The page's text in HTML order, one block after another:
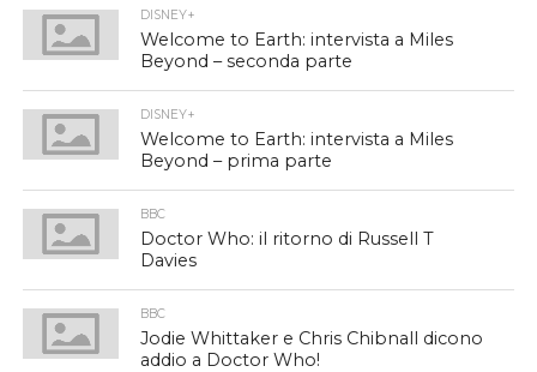
DISNEY+
Welcome to Earth: intervista a Miles
Beyond – seconda parte
DISNEY+
Welcome to Earth: intervista a Miles
Beyond – prima parte
BBC
Doctor Who: il ritorno di Russell T
Davies
BBC
Jodie Whittaker e Chris Chibnall dicono
addio a Doctor Who!